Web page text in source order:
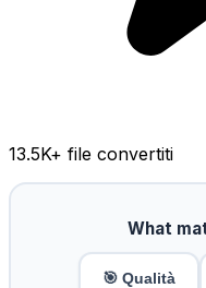
13.5K+ file convertiti
What
🎯 Qualità